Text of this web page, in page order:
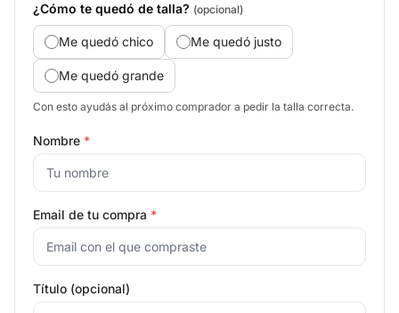
¿Cómo te quedó de talla? (opcional)
Me quedó chico Me quedó justo
Me quedó grande
Con esto ayudás al próximo comprador a pedir la talla correcta.
Nombre *
Email de tu compra *
Título (opcional)